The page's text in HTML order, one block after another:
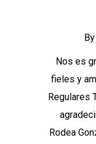
By
Nos es
fieles y
Regulares
Rodea